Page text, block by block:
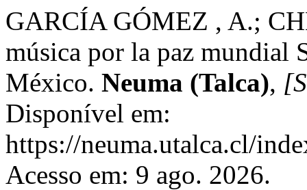
GARCÍA GÓMEZ , A.;
música por la paz mundial
México. Neuma (Talca),
Disponível em:
https://neuma.utalca.cl/
Acesso em: 9 ago. 2026.